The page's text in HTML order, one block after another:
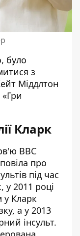
було
з
Міддлтон
Кларк
BBC
про
під час
у 2011 році
у Кларк
а у 2013
інсульт.